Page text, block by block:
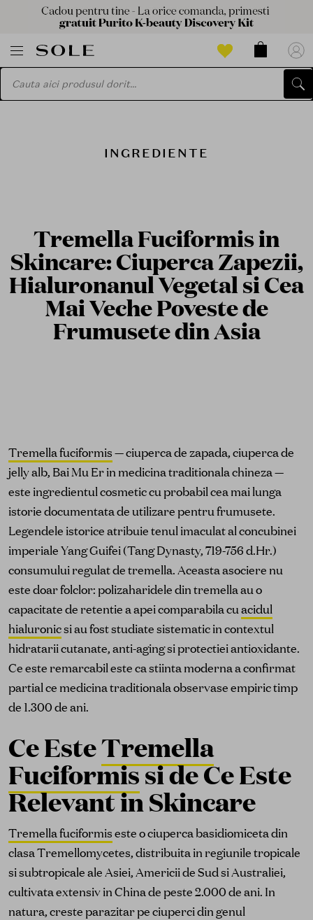
INGREDIENTE
Tremella Fuciformis in
Skincare: Ciuperca Zapezii,
Hialuronanul Vegetal si Cea
Mai Veche Poveste de
Frumusete din Asia
Tremella fuciformis— ciuperca de zapada, ciuperca de
jelly alb, Bai Mu Er in medicina traditionala chineza —
este ingredientul cosmetic cu probabil cea mai lunga
istorie documentata de utilizare pentru frumusete.
Legendele istorice atribuie tenul imaculat al concubinei
imperiale Yang Guifei (Tang Dynasty, 719-756 d.Hr.)
consumului regulat de tremella. Aceasta asociere nu
este doar folclor: polizaharidele din tremella au o
capacitate de retentie a apei comparabila cuacidul
hialuronicsi au fost studiate sistematic in contextul
hidratarii cutanate, anti-aging si protectiei antioxidante.
Ce este remarcabil este ca stiinta moderna a confirmat
partial ce medicina traditionala observase empiric timp
de 1.300 de ani.
Ce EsteTremella
Fuciformissi de Ce Este
Relevant in Skincare
Tremella fuciformiseste o ciuperca basidiomiceta din
clasa Tremellomycetes, distribuita in regiunile tropicale
si subtropicale ale Asiei, Americii de Sud si Australiei,
cultivata extensiv in China de peste 2.000 de ani. In
natura, creste parazitar pe ciuperci din genul